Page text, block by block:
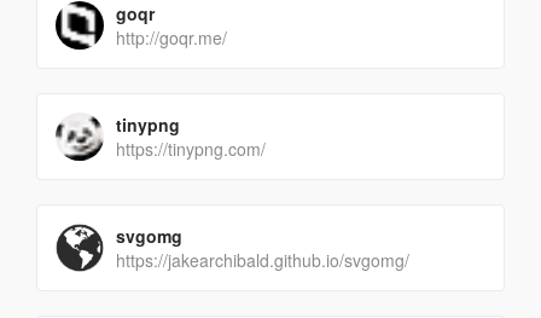
goqr
http://goqr.me/
tinypng
https://tinypng.com/
svgomg
https://jakearchibald.github.io/svgomg/